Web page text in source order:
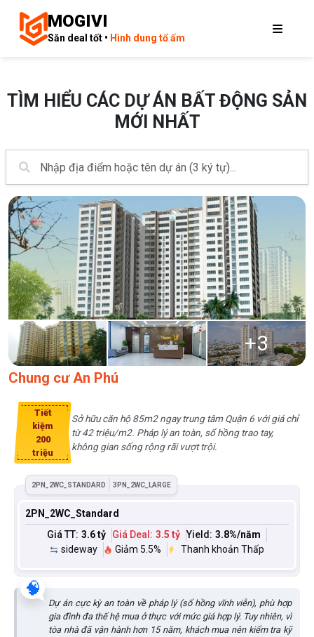
MOGIVI
Săn deal tốt • Hình dung tổ ấm
TÌM HIỂU CÁC DỰ ÁN BẤT ĐỘNG SẢN
MỚI NHẤT
+3
Chung cư An Phú
Tiết
kiệm
200
triệu
Sở hữu căn hộ 85m2 ngay trung tâm Quận 6 với giá chỉ
từ 42 triệu/m2. Pháp lý an toàn, sổ hồng trao tay,
không gian sống rộng rãi vượt trội.
2PN_2WC_STANDARD 3PN_2WC_LARGE
2PN_2WC_Standard
Giá TT: 3.6 tỷ Giá Deal: 3.5 tỷ Yield: 3.8%/năm
sideway
Giảm 5.5% Thanh khoản Thấp
🧠
Dự án cực kỳ an toàn về pháp lý (sổ hồng vĩnh viễn), phù hợp
gia đình đa thế hệ mua ở thực với mức giá hợp lý. Tuy nhiên, vì
tòa nhà đã vận hành hơn 15 năm, khách mua nên kiểm tra kỹ